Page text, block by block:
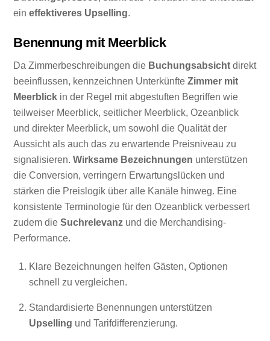
eineffektiveres Upselling.
Benennung mit Meerblick
Da Zimmerbeschreibungen die Buchungsabsicht direkt
beeinflussen, kennzeichnen UnterkünfteZimmer mit
Meerblick in der Regel mit abgestuften Begriffen wie
teilweiser Meerblick, seitlicher Meerblick, Ozeanblick
und direkter Meerblick, um sowohl die Qualität der
Aussicht als auch das zu erwartende Preisniveau zu
signalisieren.Wirksame Bezeichnungen unterstützen
die Conversion, verringern Erwartungslücken und
stärken die Preislogik über alle Kanäle hinweg. Eine
konsistente Terminologie für den Ozeanblick verbessert
zudem dieSuchrelevanz und die Merchandising-
Performance.
Klare Bezeichnungen helfen Gästen, Optionen
schnell zu vergleichen.
Standardisierte Benennungen unterstützen
Upselling und Tarifdifferenzierung.